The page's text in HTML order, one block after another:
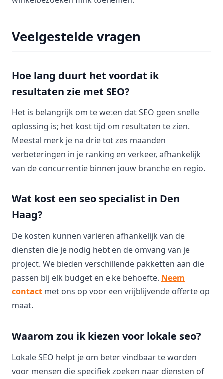
Veelgestelde vragen
Hoe lang duurt het voordat ik
resultaten zie met SEO?
Het is belangrijk om te weten dat SEO geen snelle
oplossing is; het kost tijd om resultaten te zien.
Meestal merk je na drie tot zes maanden
verbeteringen in je ranking en verkeer, afhankelijk
van de concurrentie binnen jouw branche en regio.
Wat kost een seo specialist in Den
Haag?
De kosten kunnen variëren afhankelijk van de
diensten die je nodig hebt en de omvang van je
project. We bieden verschillende pakketten aan die
passen bij elk budget en elke behoefte. Neem
contact met ons op voor een vrijblijvende offerte op
maat.
Waarom zou ik kiezen voor lokale seo?
Lokale SEO helpt je om beter vindbaar te worden
voor mensen die specifiek zoeken naar diensten of